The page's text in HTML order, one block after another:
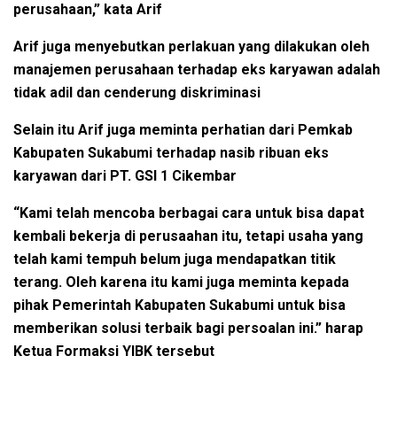
perusahaan,” kata Arif
Arif juga menyebutkan perlakuan yang dilakukan oleh
manajemen perusahaan terhadap eks karyawan adalah
tidak adil dan cenderung diskriminasi
Selain itu Arif juga meminta perhatian dari Pemkab
Kabupaten Sukabumi terhadap nasib ribuan eks
karyawan dari PT. GSI 1 Cikembar
“Kami telah mencoba berbagai cara untuk bisa dapat
kembali bekerja di perusaahan itu, tetapi usaha yang
telah kami tempuh belum juga mendapatkan titik
terang. Oleh karena itu kami juga meminta kepada
pihak Pemerintah Kabupaten Sukabumi untuk bisa
memberikan solusi terbaik bagi persoalan ini.” harap
Ketua Formaksi YIBK tersebut